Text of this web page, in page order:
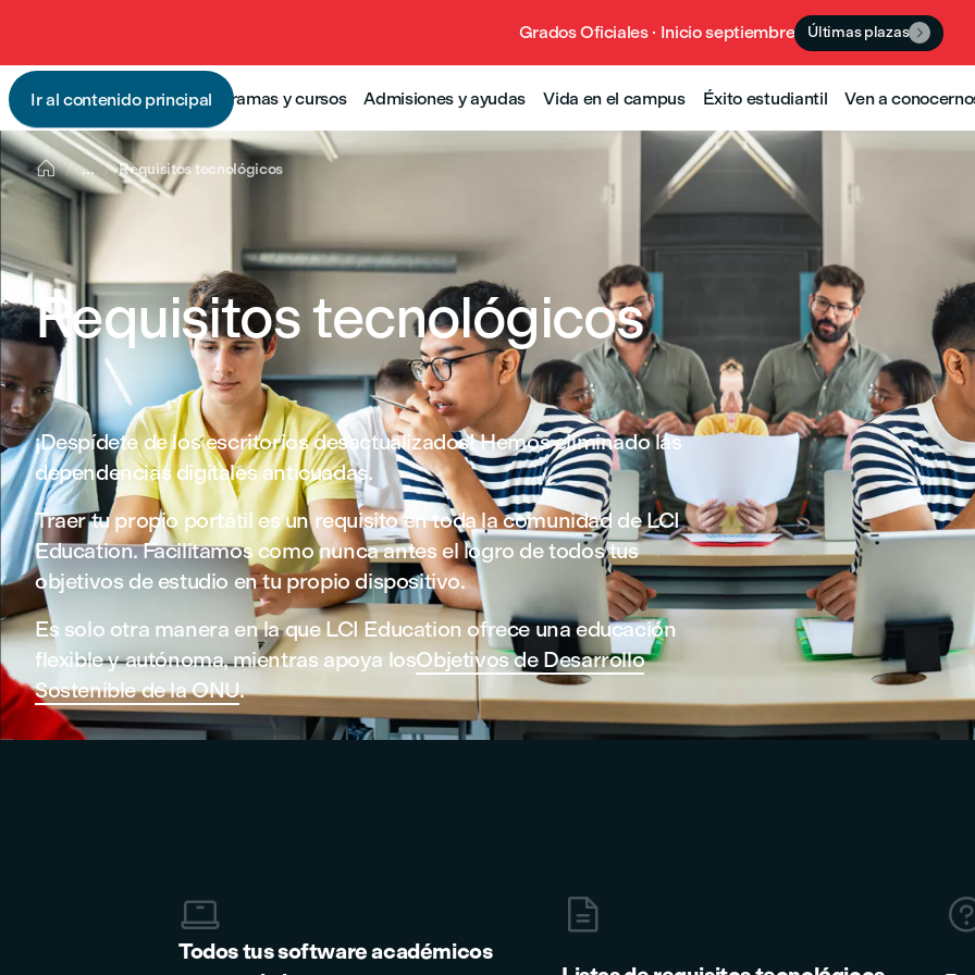
Grados Oficiales · Inicio septiembre Últimas plazas 
Ir al contenido principalProgramas y cursos Admisiones y ayudas Vida en el campus Éxito estudiantil Ven a
 ... Requisitos tecnológicos
Requisitos tecnológicos
¡Despídete de los escritorios desactualizados! Hemos eliminado las
dependencias digitales anticuadas.
Traer tu propio portátil es un requisito en toda la comunidad de LCI
Education. Facilitamos como nunca antes el logro de todos tus
objetivos de estudio en tu propio dispositivo.
Es solo otra manera en la que LCI Education ofrece una educación
flexible y autónoma, mientras apoya losObjetivos de Desarrollo
Sostenible de la ONU.

Todos tus software académicos
